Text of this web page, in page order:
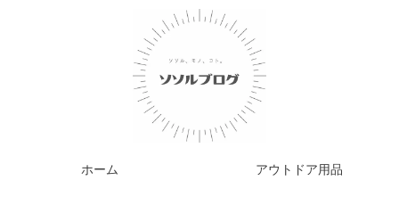
ホーム アウトドア用品